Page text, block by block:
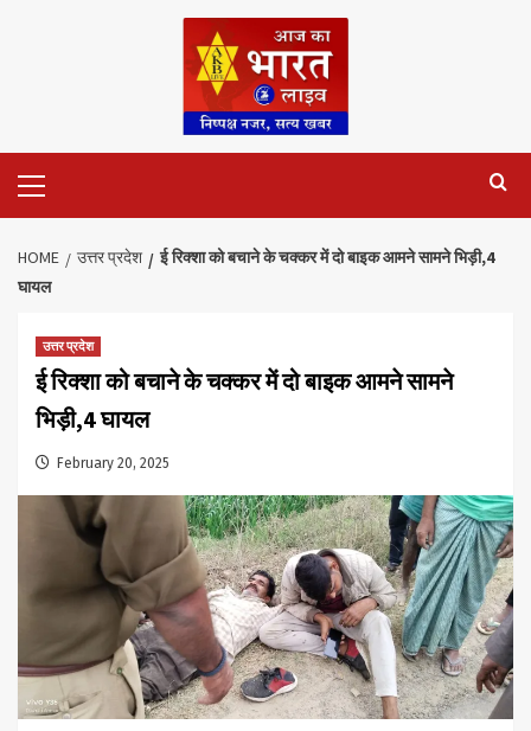
Menu
HOME उत्तर प्रदेश
ई रिक्शा को बचाने के चक्कर में दो बाइक आमने सामने भिड़ी,4
घायल
उत्तर प्रदेश
ई रिक्शा को बचाने के चक्कर में दो बाइक आमने सामने
भिड़ी,4 घायल
February 20, 2025